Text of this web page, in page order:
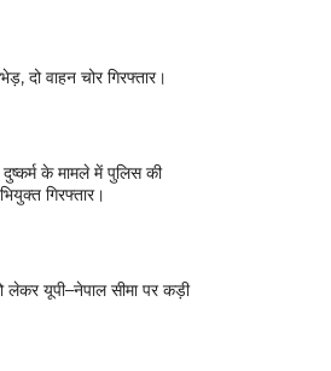
दो वाहन चोर गिरफ्तार।
के मामले में पुलिस की
गिरफ्तार।
लेकर यूपी–नेपाल सीमा पर कड़ी